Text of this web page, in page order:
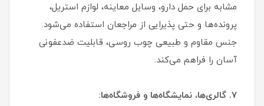
مشابه برای حمل دارو، وسایل معاینه، لوازم استریل،
پرونده‌ها و حتی پذیرایی از مراجعان استفاده می‌شود.
جنس مقاوم و طبیعی چوب روسی، قابلیت ضدعفونی
آسان را فراهم می‌کند.
۷. گالری‌ها، نمایشگاه‌ها و فروشگاه‌ها: